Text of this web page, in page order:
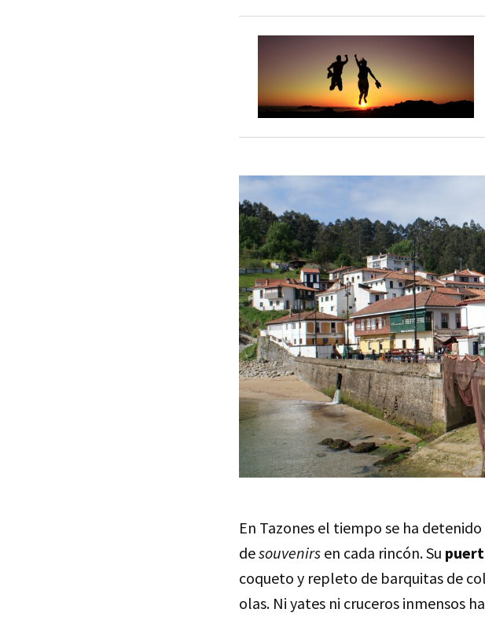
En Tazones el tiempo se ha
desouvenirs en cada rincón. Su
coqueto y repleto de barquitas de
olas. Ni yates ni cruceros inmensos